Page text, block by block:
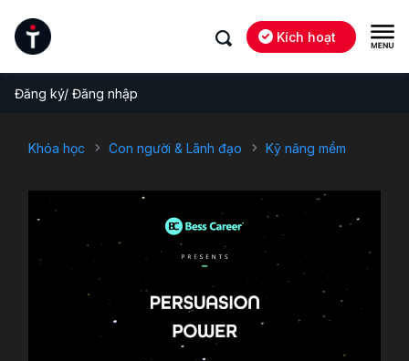
Kích hoạt
Đăng ký/ Đăng nhập
Khóa học Con người & Lãnh đạo Kỹ năng mềm